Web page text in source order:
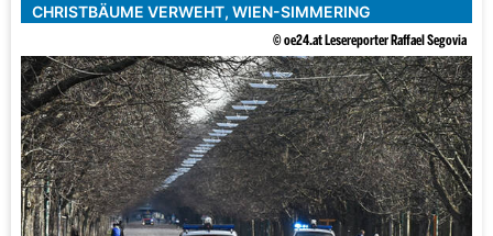
CHRISTBÄUME VERWEHT, WIEN-SIMMERING
© oe24.at Lesereporter Raffael Segovia